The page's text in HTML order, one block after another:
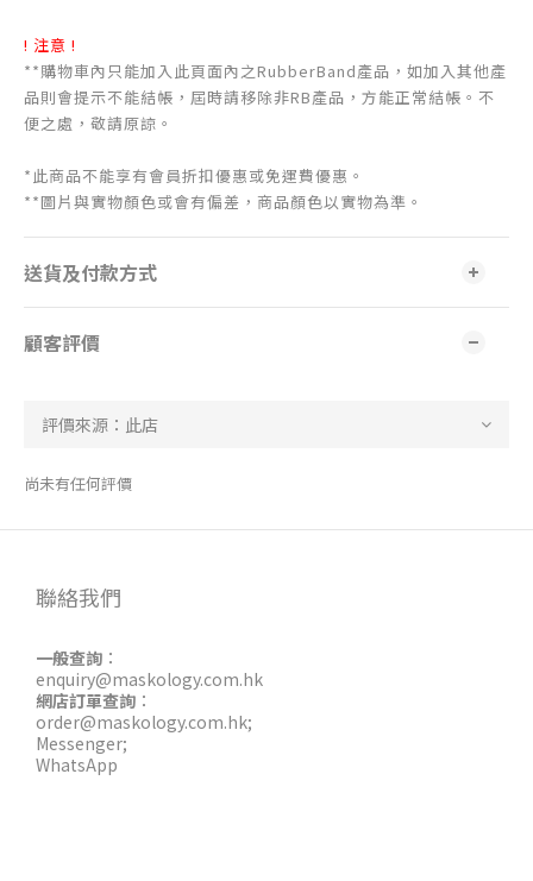
! 注意 !
**購物車內只能加入此頁面內之RubberBand產品，如加入其他產
品則會提示不能結帳，屆時請移除非RB產品，方能正常結帳。不
便之處，敬請原諒。
*此商品不能享有會員折扣優惠或免運費優惠。
**圖片與實物顏色或會有偏差，商品顏色以實物為準。
送貨及付款方式
顧客評價
尚未有任何評價
聯絡我們
一般查詢 ：
enquiry@maskology.com.hk
網店訂單查詢 ：
order@maskology.com.hk;
Messenger;
WhatsApp